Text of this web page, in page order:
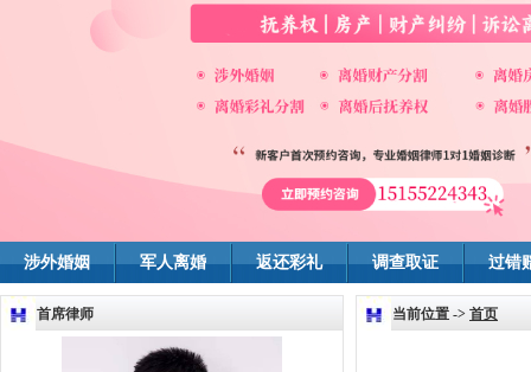
涉外婚姻 军人离婚 返还彩礼 调查取证 过错
首席律师 当前位置 -> 首页